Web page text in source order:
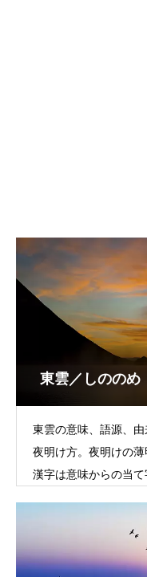
東雲／しののめ
東雲の意味、語源、由
夜明け方。夜明けの薄
漢字は意味からの当て